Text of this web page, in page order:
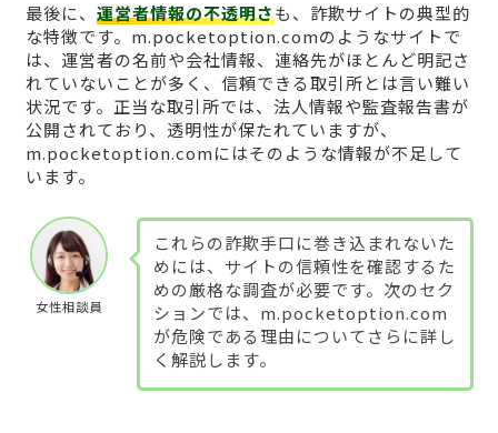
最後に、 運営者情報の不透明さも、詐欺サイトの典型的
な特徴です。m.pocketoption.comのようなサイトで
は、運営者の名前や会社情報、連絡先がほとんど明記さ
れていないことが多く、信頼できる取引所とは言い難い
状況です。正当な取引所では、法人情報や監査報告書が
公開されており、透明性が保たれていますが、
m.pocketoption.comにはそのような情報が不足して
います。
女性相談員
これらの詐欺手口に巻き込まれないた
めには、サイトの信頼性を確認するた
めの厳格な調査が必要です。次のセク
ションでは、m.pocketoption.com
が危険である理由についてさらに詳し
く解説します。